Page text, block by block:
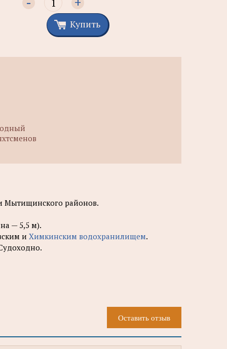
Купить
Мытищинского районов.
— 5,5 м).
и Химкинским водохранилищем.
Оставить отзыв